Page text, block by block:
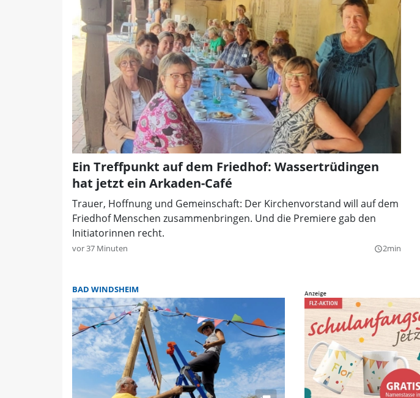
Ein Treffpunkt auf dem Friedhof: Wassertrüdingen
hat jetzt ein Arkaden-Café
Trauer, Hoffnung und Gemeinschaft: Der Kirchenvorstand will auf dem
Friedhof Menschen zusammenbringen. Und die Premiere gab den
Initiatorinnen recht.
vor 37 Minuten query_builder2min
BAD WINDSHEIM